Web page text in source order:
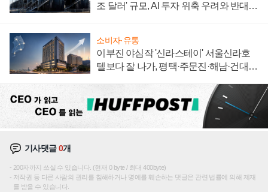
조 달러' 규모, AI 투자 위축 우려와 반대
소비자·유통
이부진 야심작 '신라스테이' 서울신라호
텔보다 잘 나가, 평택·주문진·해남·건대로
기사댓글0개
200자까지 쓰실 수 있습니다. (현재 0 byte / 최대 400byte)
저작권 등 다른 사람의 권리를 침해하거나 명예를 훼손하는 댓글은 관련 법률에 의해 제재
를 받을 수 있습니다.